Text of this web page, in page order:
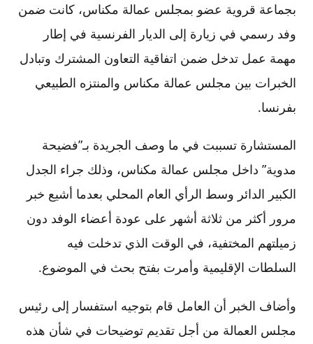
بجماعة قروية عضو بمجلس عمالة مكناس، كانت ضمن
وفد رسمي في زيارة إلى الديار الفرنسية في إطار
مهمة عمل تدخل ضمن اتفاقية التعاون المشترك وتبادل
الخبرات بين مجلس عمالة مكناس والمنتزه الطبيعي
بفرنسا.
المستشارة تسببت في ما وصف الجريدة بـ”فضيحة
مدوية” داخل مجلس عمالة مكناس، وذلك جراء الجدل
الكبير الدائر وسط الرأي العام المحلي بعدما أشيع خبر
مرور أكثر من ثلاثة أشهر على عودة أعضاء الوفد دون
زميلتهم المختفية، في الوقت الذي تدخلت فيه
السلطات الإقليمية وأمرت بفتح بحث في الموضوع.
وأضاف الخبر أن العامل قام بتوجيه استفسار إلى رئيس
مجلس العمالة من أجل تقديم توضيحات في شأن هذه